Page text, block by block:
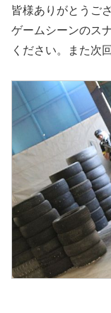
皆様ありがとうご
ゲームシーンのス
ください。また次